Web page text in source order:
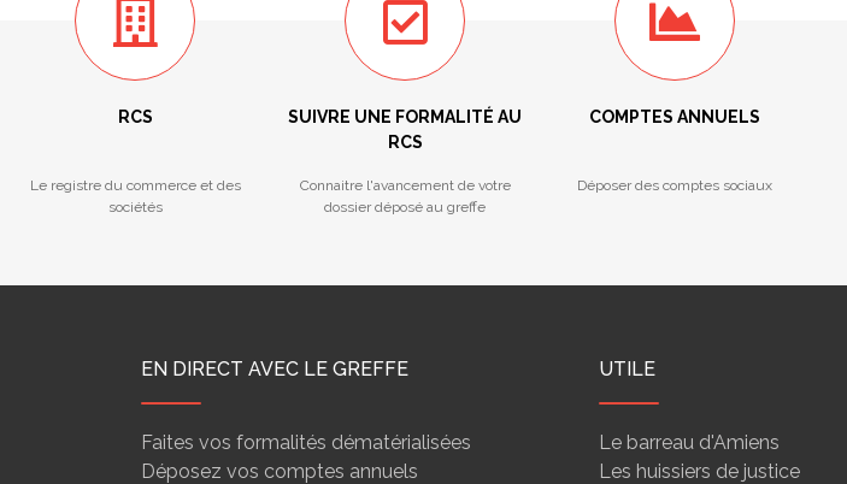
RCS
Le registre du commerce et des
sociétés
SUIVRE UNE FORMALITÉ AU
RCS
Connaitre l'avancement de votre
dossier déposé au greffe
COMPTES ANNUELS
Déposer des comptes sociaux
EN DIRECT AVEC LE GREFFE
Faites vos formalités dématérialisées
Déposez vos comptes annuels
UTILE
Le barreau d'Amiens
Les huissiers de justice